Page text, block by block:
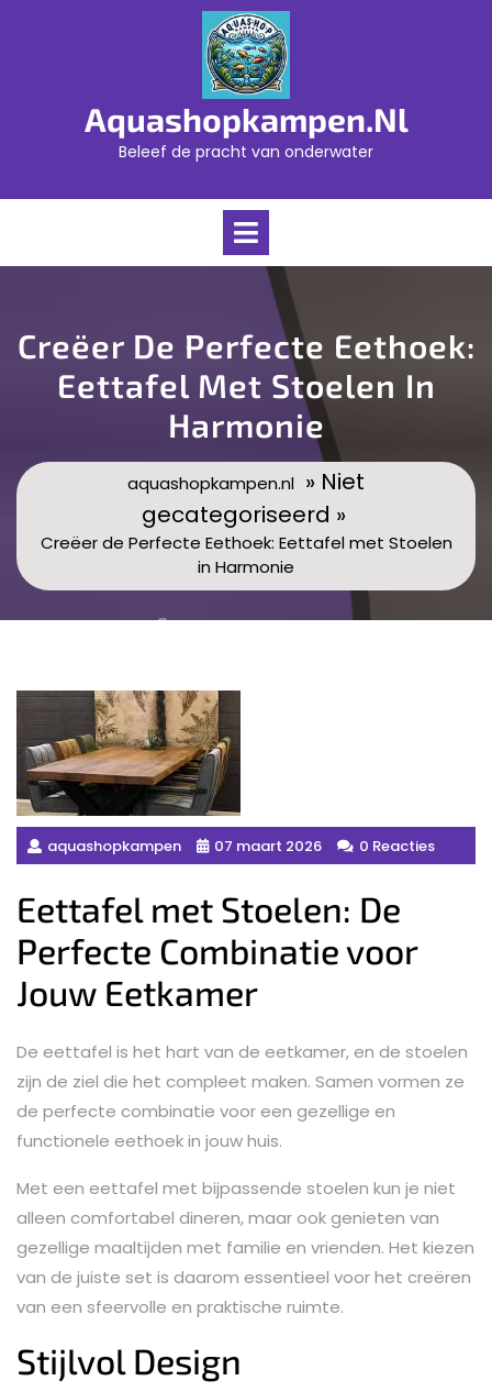
Aquashopkampen.nl
Beleef de pracht van onderwater
Open
Creëer De Perfecte Eethoek:
Eettafel Met Stoelen In
Harmonie
aquashopkampen.nl » Niet
gecategoriseerd »
Creëer de Perfecte Eethoek: Eettafel met Stoelen
in Harmonie
aquashopkampen 07 maart 2026 0 Reacties
Eettafel met Stoelen: De
Perfecte Combinatie voor
Jouw Eetkamer
De eettafel is het hart van de eetkamer, en de stoelen
zijn de ziel die het compleet maken. Samen vormen ze
de perfecte combinatie voor een gezellige en
functionele eethoek in jouw huis.
Met een eettafel met bijpassende stoelen kun je niet
alleen comfortabel dineren, maar ook genieten van
gezellige maaltijden met familie en vrienden. Het kiezen
van de juiste set is daarom essentieel voor het creëren
van een sfeervolle en praktische ruimte.
Stijlvol Design